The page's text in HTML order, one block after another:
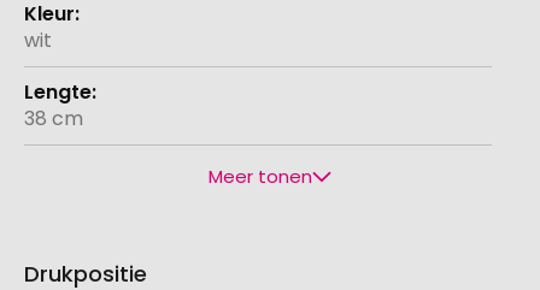
wit
38 cm
Meer tonen
Drukpositie